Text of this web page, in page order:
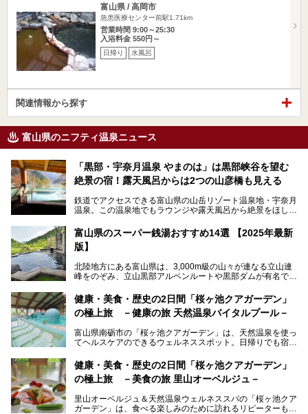
富山県 / 高岡市
急患医療センター前駅1.71km
営業時間 9:00～25:30
入浴料金 550円～
日帰り 水風呂
関連情報から探す
富山県のニフティ温泉ニュース
「黒部・宇奈月温泉 やまのは」は黒部峡谷を望む
絶景の宿！露天風呂からは2つの山彦橋も見える
鉄道でアクセスできる富山県の山岳リゾート温泉地・宇奈月
温泉。この温泉地でもラウンジや露天風呂から絶景をほしい
の「黒部・宇奈月温泉 やまのは」。
自慢の眺望、温泉、居心地の良い客室、ビュッフェ式の食事
ます。日常から少し離れて、山懐で自然に癒されたいと思う
方にぴったりの温泉です。冬なら雪景色も絵になりますよ。
───
提供元：オリックス・ホテルマネジメント株式会社【PR】
この記事は黒部・宇奈月温泉 やまのはのPR記事です。
富山県のスーパー銭湯おすすめ14選 【2025年最新
版】
北陸地方にある富山県は、3,000m級の山々が連なる立山連
峰をのぞみ、立山黒部アルペンルートや黒部ダムが有名で
の（新鮮な）海の幸も見逃せません！
北陸新幹線が開業し、実は東京からも2時間ほどでアクセス
のいい天然温泉が豊富で、すぐにでも出かけたくなる施設が
満載ですよ。
健康・美食・歴史の2日間「桜ヶ池クアガーデン」
の極上旅 －健康の旅 天然温泉バイタルプール－
富山県南砺市の「桜ヶ池クアガーデン」は、天然温泉を使っ
てヘルスケアのできるウェルネススポット。日帰りでも宿泊
るので、ゆったり楽しみながら美しく健康に。
そんな「桜ヶ池クアガーデン」の天然温泉バイタルプールと
ートしたいと思います。
健康・美食・歴史の2日間「桜ヶ池クアガーデン」
の極上旅 －美食の旅 里山オーベルジュ－
里山オーベルジュ＆天然温泉ウェルネススパの「桜ヶ池クア
ガーデン」は、食べる楽しみのために訪れるリピーターも多